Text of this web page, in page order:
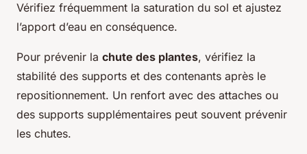
Vérifiez fréquemment la saturation du sol et ajustez
l’apport d’eau en conséquence.
Pour prévenir la chute des plantes, vérifiez la
stabilité des supports et des contenants après le
repositionnement. Un renfort avec des attaches ou
des supports supplémentaires peut souvent prévenir
les chutes.